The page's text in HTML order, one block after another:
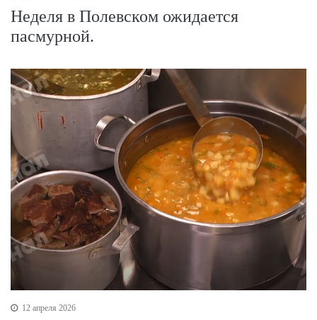
Неделя в Полевском ожидается
пасмурной.
12 апреля 2026